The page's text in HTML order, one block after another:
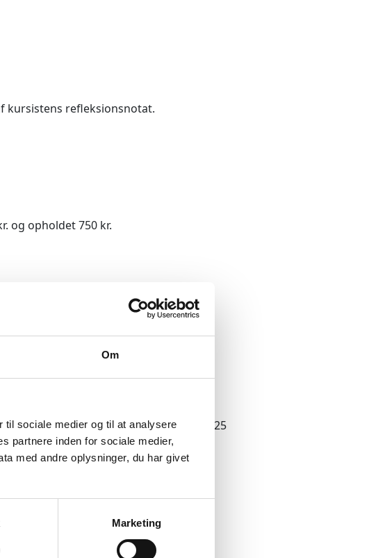
Om
til sociale medier og til at analysere
partnere inden for sociale medier,
med andre oplysninger, du har givet
Marketing
kursistens refleksionsnotat.
og opholdet 750 kr.
Koordinator hos Københavns
Peter Staun Kastholm på telefon 3525
for Akademiuddannelsen i